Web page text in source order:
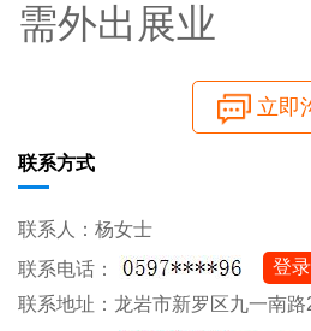
需外出展业
立即
联系方式
联系人：杨女士
联系电话：
登
联系地址：龙岩市新罗区九一南